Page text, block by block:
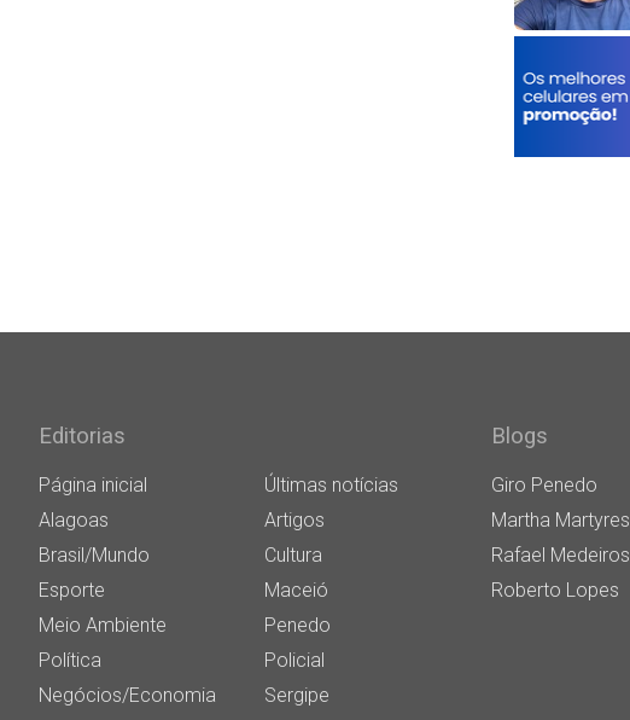
Editorias
Página inicial
Últimas notícias
Alagoas
Artigos
Brasil/Mundo
Cultura
Esporte
Maceió
Meio Ambiente
Penedo
Política
Policial
Negócios/Economia
Sergipe
Blogs
Giro Penedo
Martha Martyres
Rafael Medeiros
Roberto Lopes